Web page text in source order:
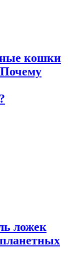
кошки
ложек